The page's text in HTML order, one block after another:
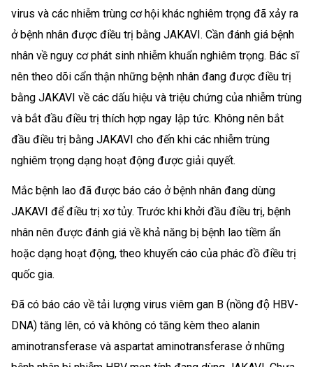
virus và các nhiễm trùng cơ hội khác nghiêm trọng đã xảy ra
ở bệnh nhân được điều trị bằng JAKAVI. Cần đánh giá bệnh
nhân về nguy cơ phát sinh nhiễm khuẩn nghiêm trọng. Bác sĩ
nên theo dõi cẩn thận những bệnh nhân đang được điều trị
bằng JAKAVI về các dấu hiệu và triệu chứng của nhiễm trùng
và bắt đầu điều trị thích hợp ngay lập tức. Không nên bắt
đầu điều trị bằng JAKAVI cho đến khi các nhiễm trùng
nghiêm trọng dạng hoạt động được giải quyết.
Mắc bệnh lao đã được báo cáo ở bệnh nhân đang dùng
JAKAVI để điều trị xơ tủy. Trước khi khởi đầu điều trị, bệnh
nhân nên được đánh giá về khả năng bị bệnh lao tiềm ẩn
hoặc dạng hoạt động, theo khuyến cáo của phác đồ điều trị
quốc gia.
Đã có báo cáo về tải lượng virus viêm gan B (nồng độ HBV-
DNA) tăng lên, có và không có tăng kèm theo alanin
aminotransferase và aspartat aminotransferase ở những